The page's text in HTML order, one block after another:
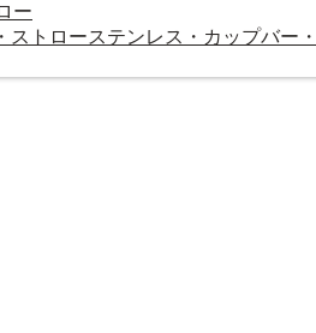
ー
ストローステンレス・カップバー